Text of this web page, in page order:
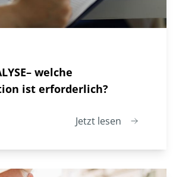
welche
ist erforderlich?
Jetzt lesen